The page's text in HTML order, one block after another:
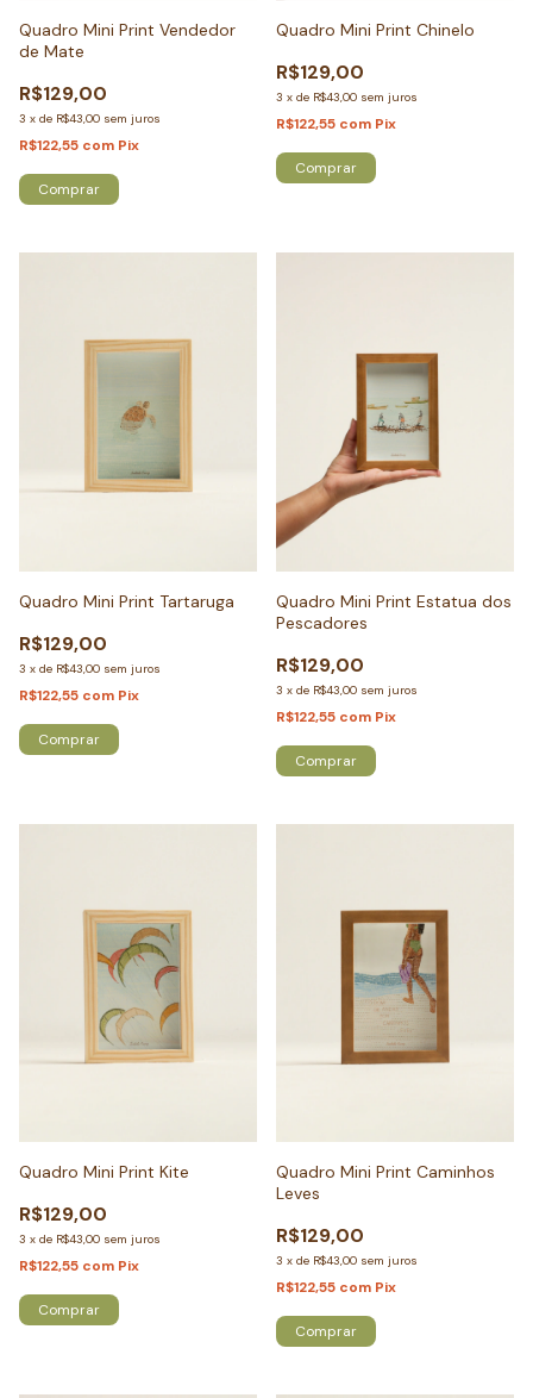
Quadro Mini Print Vendedor
de Mate
R$129,00
3 x de R$43,00 sem juros
R$122,55 com Pix
Comprar
Quadro Mini Print Chinelo
R$129,00
3 x de R$43,00 sem juros
R$122,55 com Pix
Comprar
Quadro Mini Print Tartaruga
R$129,00
3 x de R$43,00 sem juros
R$122,55 com Pix
Comprar
Quadro Mini Print Estatua dos
Pescadores
R$129,00
3 x de R$43,00 sem juros
R$122,55 com Pix
Comprar
Quadro Mini Print Kite
R$129,00
3 x de R$43,00 sem juros
R$122,55 com Pix
Comprar
Quadro Mini Print Caminhos
Leves
R$129,00
3 x de R$43,00 sem juros
R$122,55 com Pix
Comprar